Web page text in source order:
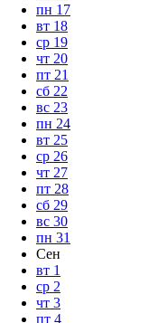
пн 17
вт 18
ср 19
чт 20
пт 21
сб 22
вс 23
пн 24
вт 25
ср 26
чт 27
пт 28
сб 29
вс 30
пн 31
Сен
вт 1
ср 2
чт 3
пт 4